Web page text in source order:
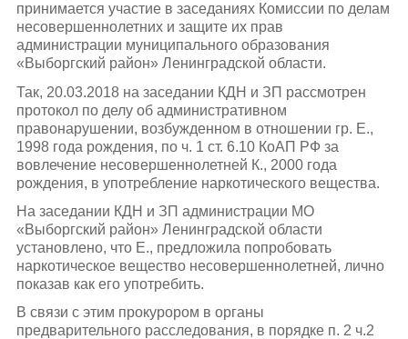
принимается участие в заседаниях Комиссии по делам
несовершеннолетних и защите их прав
администрации муниципального образования
«Выборгский район» Ленинградской области.
Так, 20.03.2018 на заседании КДН и ЗП рассмотрен
протокол по делу об административном
правонарушении, возбужденном в отношении гр. Е.,
1998 года рождения, по ч. 1 ст. 6.10 КоАП РФ за
вовлечение несовершеннолетней К., 2000 года
рождения, в употребление наркотического вещества.
На заседании КДН и ЗП администрации МО
«Выборгский район» Ленинградской области
установлено, что Е., предложила попробовать
наркотическое вещество несовершеннолетней, лично
показав как его употребить.
В связи с этим прокурором в органы
предварительного расследования, в порядке п. 2 ч.2